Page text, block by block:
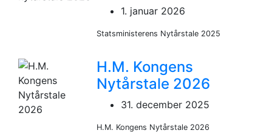
1. januar 2026
Statsministerens Nytårstale 2025
H.M. Kongens
Nytårstale 2026
31. december 2025
H.M. Kongens Nytårstale 2026